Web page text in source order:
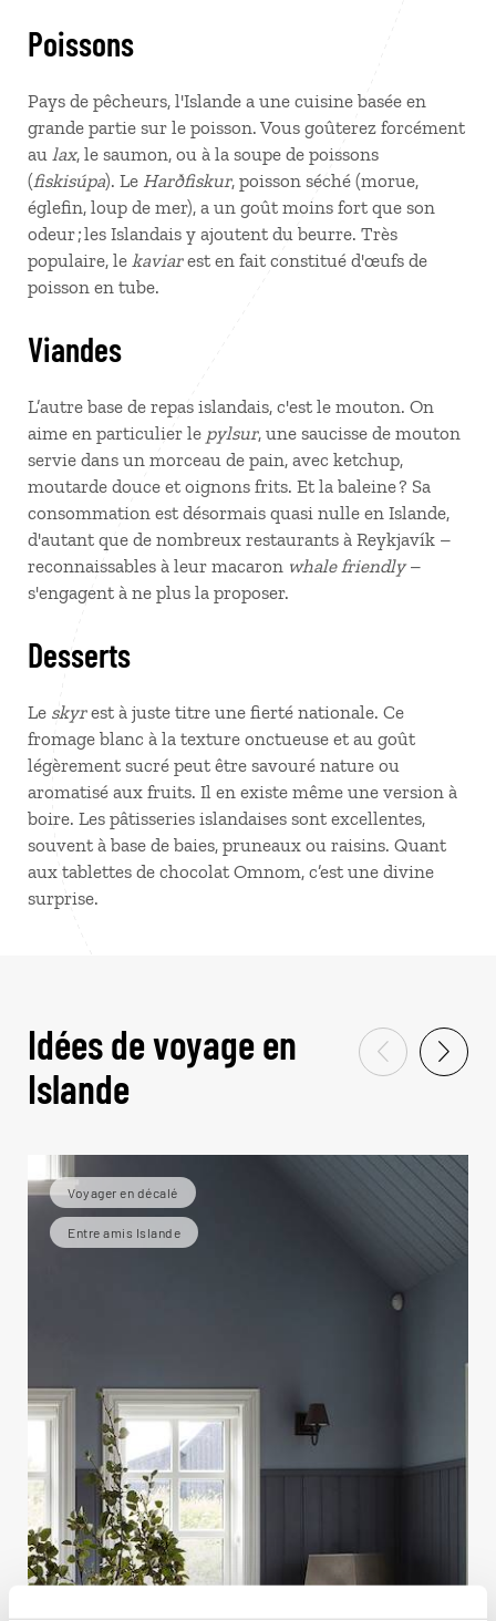
Poissons
Pays de pêcheurs, l'Islande a une cuisine basée en
grande partie sur le poisson. Vous goûterez forcément
au lax, le saumon, ou à la soupe de poissons
(fiskisúpa). Le Harðfiskur, poisson séché (morue,
églefin, loup de mer), a un goût moins fort que son
odeur ; les Islandais y ajoutent du beurre. Très
populaire, le kaviarest en fait constitué d'œufs de
poisson en tube.
Viandes
L’autre base de repas islandais, c'est le mouton. On
aime en particulier le pylsur, une saucisse de mouton
servie dans un morceau de pain, avec ketchup,
moutarde douce et oignons frits. Et la baleine ? Sa
consommation est désormais quasi nulle en Islande,
d'autant que de nombreux restaurants à Reykjavík –
reconnaissables à leur macaron whale friendly–
s'engagent à ne plus la proposer.
Desserts
Le skyrest à juste titre une fierté nationale. Ce
fromage blanc à la texture onctueuse et au goût
légèrement sucré peut être savouré nature ou
aromatisé aux fruits. Il en existe même une version à
boire. Les pâtisseries islandaises sont excellentes,
souvent à base de baies, pruneaux ou raisins. Quant
aux tablettes de chocolat Omnom, c’est une divine
surprise.
Idées de voyage en
Islande
Voyager en décalé
Entre amis Islande